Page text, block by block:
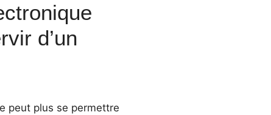
d’un
peut plus se permettre